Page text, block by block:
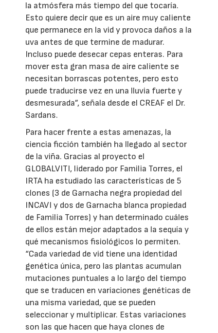
la atmósfera más tiempo del que tocaría.
Esto quiere decir que es un aire muy caliente
que permanece en la vid y provoca daños a la
uva antes de que termine de madurar.
Incluso puede desecar cepas enteras. Para
mover esta gran masa de aire caliente se
necesitan borrascas potentes, pero esto
puede traducirse vez en una lluvia fuerte y
desmesurada”, señala desde el CREAF el Dr.
Sardans.
Para hacer frente a estas amenazas, la
ciencia ficción también ha llegado al sector
de la viña. Gracias al proyecto el
GLOBALVITI, liderado por Familia Torres, el
IRTA ha estudiado las características de 5
clones (3 de Garnacha negra propiedad del
INCAVI y dos de Garnacha blanca propiedad
de Familia Torres) y han determinado cuáles
de ellos están mejor adaptados a la sequía y
qué mecanismos fisiológicos lo permiten.
“Cada variedad de vid tiene una identidad
genética única, pero las plantas acumulan
mutaciones puntuales a lo largo del tiempo
que se traducen en variaciones genéticas de
una misma variedad, que se pueden
seleccionar y multiplicar. Estas variaciones
son las que hacen que haya clones de